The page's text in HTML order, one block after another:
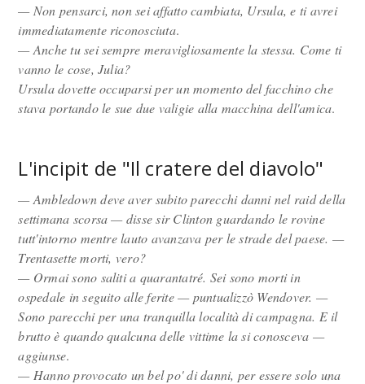
— Non pensarci, non sei affatto cambiata, Ursula, e ti avrei
immediatamente riconosciuta.
— Anche tu sei sempre meravigliosamente la stessa. Come ti
vanno le cose, Julia?
Ursula dovette occuparsi per un momento del facchino che
stava portando le sue due valigie alla macchina dell'amica.
L'incipit de "Il cratere del diavolo"
— Ambledown deve aver subito parecchi danni nel raid della
settimana scorsa — disse sir Clinton guardando le rovine
tutt'intorno mentre lauto avanzava per le strade del paese. —
Trentasette morti, vero?
— Ormai sono saliti a quarantatré. Sei sono morti in
ospedale in seguito alle ferite — puntualizzò Wendover. —
Sono parecchi per una tranquilla località di campagna. E il
brutto è quando qualcuna delle vittime la si conosceva —
aggiunse.
— Hanno provocato un bel po' di danni, per essere solo una